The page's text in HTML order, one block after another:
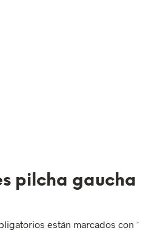
pilcha gaucha
están marcados con *